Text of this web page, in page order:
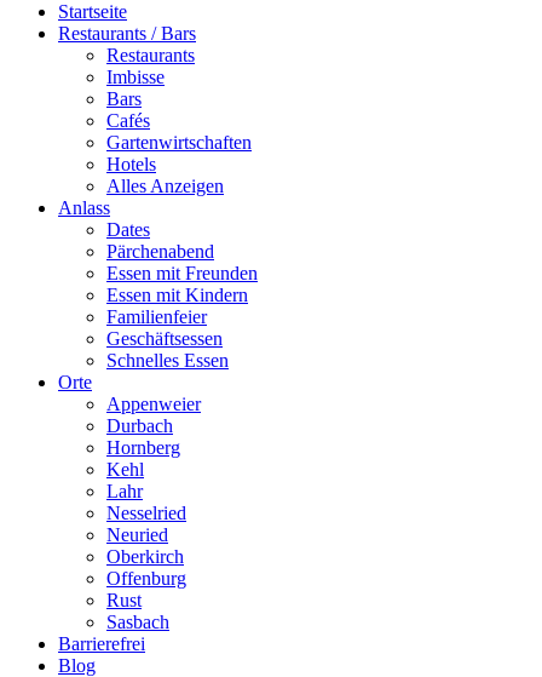
Startseite
Restaurants / Bars
Restaurants
Imbisse
Bars
Cafés
Gartenwirtschaften
Hotels
Alles Anzeigen
Anlass
Dates
Pärchenabend
Essen mit Freunden
Essen mit Kindern
Familienfeier
Geschäftsessen
Schnelles Essen
Orte
Appenweier
Durbach
Hornberg
Kehl
Lahr
Nesselried
Neuried
Oberkirch
Offenburg
Rust
Sasbach
Barrierefrei
Blog